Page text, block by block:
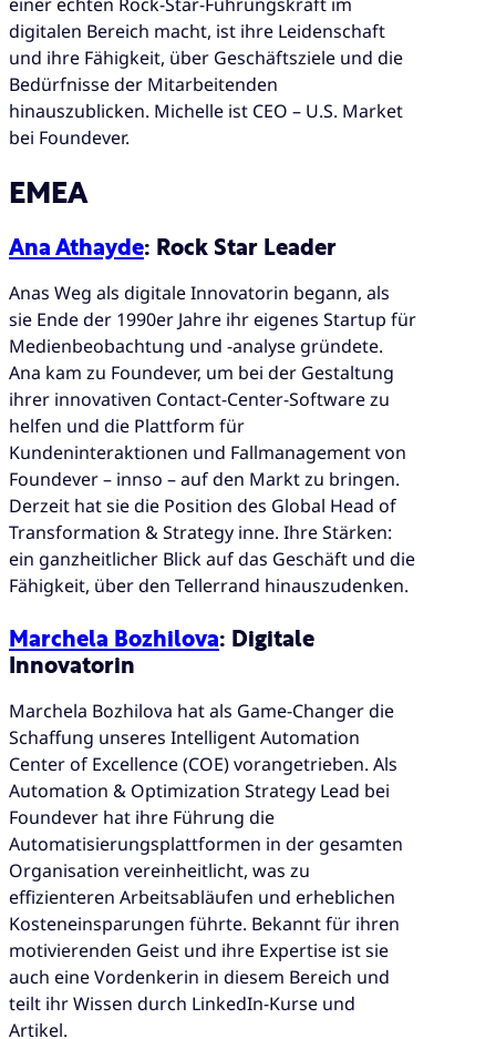
digitalen Bereich macht, ist ihre Leidenschaft
und ihre Fähigkeit, über Geschäftsziele und die
Bedürfnisse der Mitarbeitenden
hinauszublicken. Michelle ist CEO – U.S. Market
bei Foundever.
EMEA
Ana Athayde: Rock Star Leader
Anas Weg als digitale Innovatorin begann, als
sie Ende der 1990er Jahre ihr eigenes Startup für
Medienbeobachtung und -analyse gründete.
Ana kam zu Foundever, um bei der Gestaltung
ihrer innovativen Contact-Center-Software zu
helfen und die Plattform für
Kundeninteraktionen und Fallmanagement von
Foundever – innso – auf den Markt zu bringen.
Derzeit hat sie die Position des Global Head of
Transformation & Strategy inne. Ihre Stärken:
ein ganzheitlicher Blick auf das Geschäft und die
Fähigkeit, über den Tellerrand hinauszudenken.
Marchela Bozhilova: Digitale
Innovatorin
Marchela Bozhilova hat als Game-Changer die
Schaffung unseres Intelligent Automation
Center of Excellence (COE) vorangetrieben. Als
Automation & Optimization Strategy Lead bei
Foundever hat ihre Führung die
Automatisierungsplattformen in der gesamten
Organisation vereinheitlicht, was zu
effizienteren Arbeitsabläufen und erheblichen
Kosteneinsparungen führte. Bekannt für ihren
motivierenden Geist und ihre Expertise ist sie
auch eine Vordenkerin in diesem Bereich und
teilt ihr Wissen durch LinkedIn-Kurse und
Artikel.